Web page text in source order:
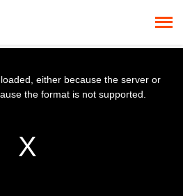
either because the server or
the format is not supported.